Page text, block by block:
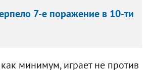
7-е поражение в 10-ти
как минимум, играет не против